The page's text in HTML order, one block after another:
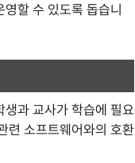
할 수 있도록 돕습니
과 교사가 학습에 필요
련 소프트웨어와의 호환